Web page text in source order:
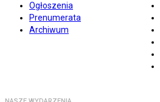
Ogłoszenia
Prenumerata
Archiwum